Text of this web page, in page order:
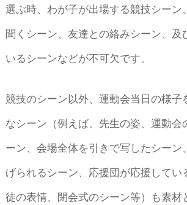
選ぶ時、わが子が出場する競技シーン
聞くシーン、友達との絡みシーン、及
いるシーンなどが不可欠です。
競技のシーン以外、運動会当日の様子
なシーン（例えば、先生の姿、運動会
ーン、会場全体を引きで写したシーン
げられるシーン、応援団が応援してい
徒の表情、閉会式のシーン等）も素材